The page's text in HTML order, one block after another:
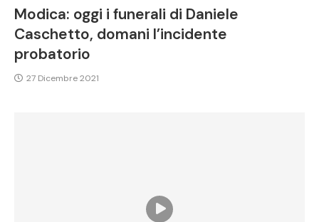
Modica: oggi i funerali di Daniele
Caschetto, domani l’incidente
probatorio
27 Dicembre 2021